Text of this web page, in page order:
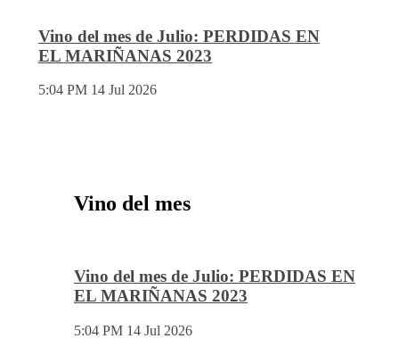
Vino del mes de Julio: PERDIDAS EN
EL MARIÑANAS 2023
5:04 PM 14 Jul 2026
Vino del mes
Vino del mes de Julio: PERDIDAS EN
EL MARIÑANAS 2023
5:04 PM 14 Jul 2026